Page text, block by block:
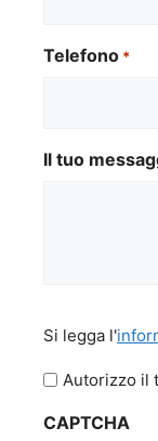
Telefono *
Il tuo
legga
l'informativa
privacy
Si legga l'
Autorizzo il
CAPTCHA